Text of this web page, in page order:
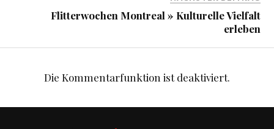
Flitterwochen Montreal » Kulturelle Vielfalt
erleben
Die Kommentarfunktion ist deaktiviert.